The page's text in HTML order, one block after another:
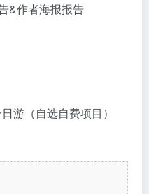
&作者海报报告
游（自选自费项目）